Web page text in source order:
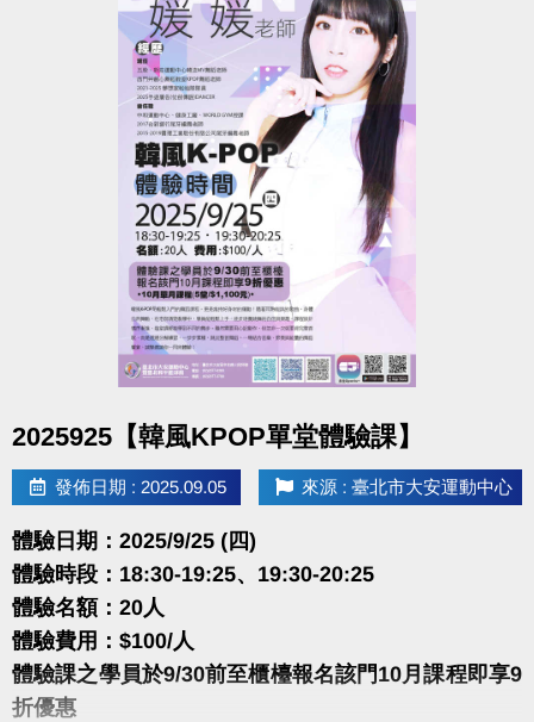
舞步簡單好記，零基礎也能慢慢跟上。
潮流舞動有氧
體驗日期：2025/9/22 (一)
體驗時段：20:30-21:25
體驗名額：30位(6人開班 )
體驗費用：$100/人
本課程使用近期華語、韓風、臺語、抖音舞等流行音
每首歌一段旋律一組舞蹈動作，整堂課有14首歌，
讓你在一堂課內感受到舞曲大帝國的混搭，
吧。
很重要!很重要!很重要!
報名請先註冊【會員資料】
點我註冊、課程傳送門(新開視窗)
大安有APP囉!可以報名課程喔~
長佳Sports+ APP
點我APPLE APP傳送門
2025925【韓風KPOP單堂體驗課】
發佈日期 : 2025.09.05 來源 : 臺北市大安運動中心
體驗日期：2025/9/25 (四)
體驗時段：18:30-19:25、19:30-20:25
體驗名額：20人
體驗費用：$100/人
體驗課之學員於9/30前至櫃檯報名該門10月課程即享9
折優惠